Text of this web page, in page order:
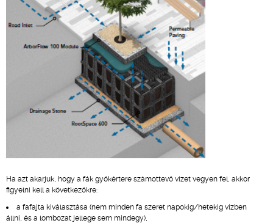
Ha azt akarjuk, hogy a fák gyökértere számottevő vizet vegyen fel, akkor
figyelni kell a következőkre:
a fafajta kiválasztása (nem minden fa szeret napokig/hetekig vízben
állni, és a lombozat jellege sem mindegy),